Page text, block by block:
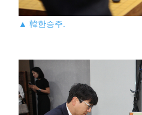
▲ 韓한승주.